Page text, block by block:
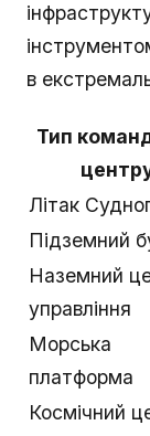
в
Тип
Літак
Підземний
Наземний
управління
Морська
платформа
Космічний